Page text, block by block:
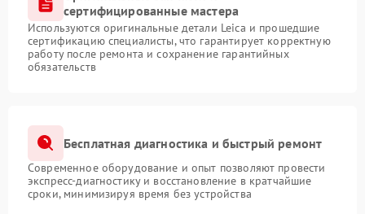
сертифицированные мастера
Используются оригинальные детали Leica и прошедшие
сертификацию специалисты, что гарантирует корректную
работу после ремонта и сохранение гарантийных
обязательств
Бесплатная диагностика и быстрый ремонт
Современное оборудование и опыт позволяют провести
экспресс-диагностику и восстановление в кратчайшие
сроки, минимизируя время без устройства